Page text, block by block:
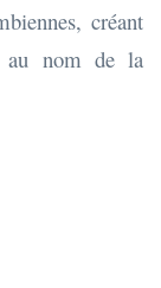
créant
au nom de la